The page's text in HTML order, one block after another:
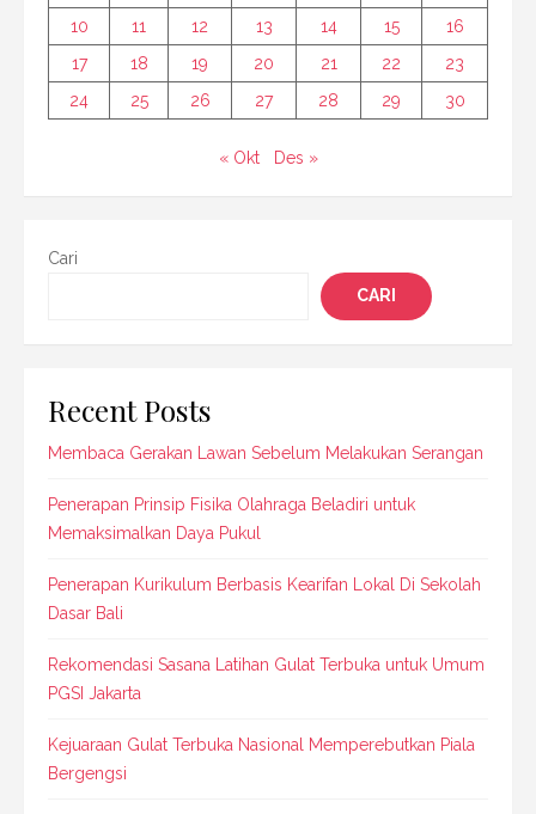
10
11 12 13 14 15
16
17
18 19 20 21 22
23
24
25 26 27 28 29 30
« Okt Des »
Cari
CARI
Recent Posts
Membaca Gerakan Lawan Sebelum Melakukan Serangan
Penerapan Prinsip Fisika Olahraga Beladiri untuk
Memaksimalkan Daya Pukul
Penerapan Kurikulum Berbasis Kearifan Lokal Di Sekolah
Dasar Bali
Rekomendasi Sasana Latihan Gulat Terbuka untuk Umum
PGSI Jakarta
Kejuaraan Gulat Terbuka Nasional Memperebutkan Piala
Bergengsi